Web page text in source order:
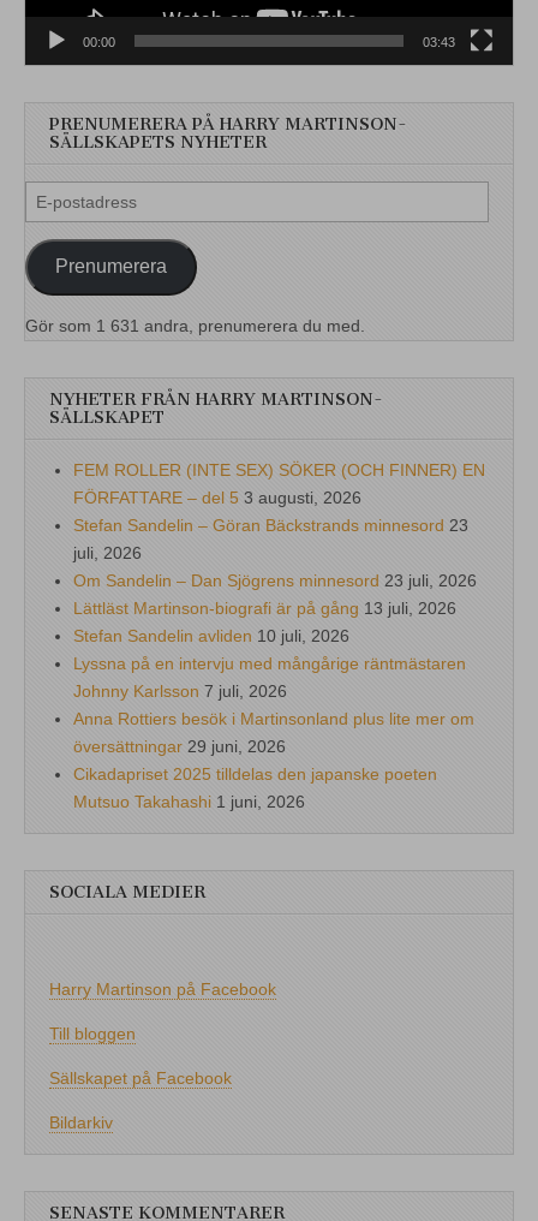
00:00 03:43
PRENUMERERA PÅ HARRY MARTINSON-
SÄLLSKAPETS NYHETER
E-
postadress
Prenumerera
Gör som 1 631 andra, prenumerera du med.
NYHETER FRÅN HARRY MARTINSON-
SÄLLSKAPET
FEM ROLLER (INTE SEX) SÖKER (OCH FINNER) EN
FÖRFATTARE – del 5 3 augusti, 2026
Stefan Sandelin – Göran Bäckstrands minnesord 23
juli, 2026
Om Sandelin – Dan Sjögrens minnesord 23 juli, 2026
Lättläst Martinson-biografi är på gång 13 juli, 2026
Stefan Sandelin avliden 10 juli, 2026
Lyssna på en intervju med mångårige räntmästaren
Johnny Karlsson 7 juli, 2026
Anna Rottiers besök i Martinsonland plus lite mer om
översättningar 29 juni, 2026
Cikadapriset 2025 tilldelas den japanske poeten
Mutsuo Takahashi 1 juni, 2026
SOCIALA MEDIER
Harry Martinson på Facebook
Till bloggen
Sällskapet på Facebook
Bildarkiv
SENASTE KOMMENTARER